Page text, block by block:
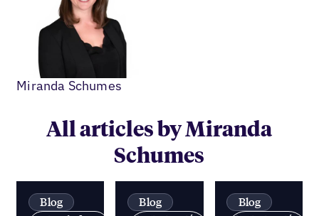
Miranda Schumes
All articles by Miranda
Schumes
Blog
Blog
Blog